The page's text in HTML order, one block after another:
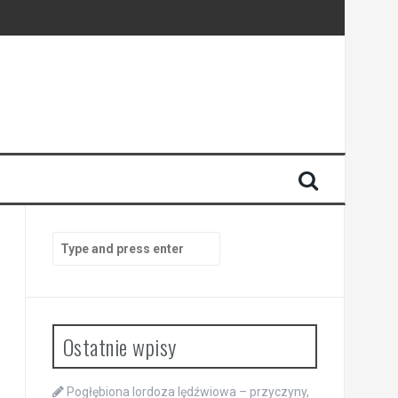
for:
Ostatnie wpisy
Pogłębiona lordoza lędźwiowa – przyczyny,